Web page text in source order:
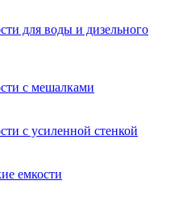
для воды и дизельного
с мешалками
с усиленной стенкой
емкости